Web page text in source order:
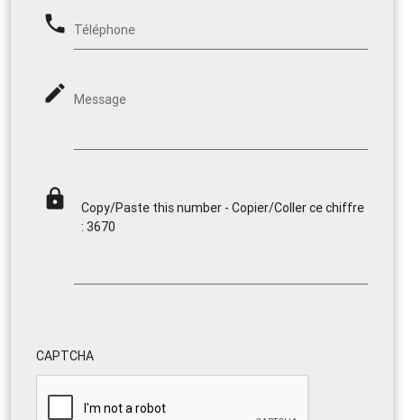
phone Téléphone
mode_edit Message
lock
Copy/Paste this number - Copier/Coller ce chiffre
: 3670
CAPTCHA